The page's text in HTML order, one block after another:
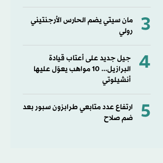
3
مان سيتي يضم الحارس الأرجنتيني
رولي
4
جيل جديد على أعتاب قيادة
البرازيل... 10 مواهب يعوّل عليها
أنشيلوتي
5
ارتفاع عدد متابعي طرابزون سبور بعد
ضم صلاح